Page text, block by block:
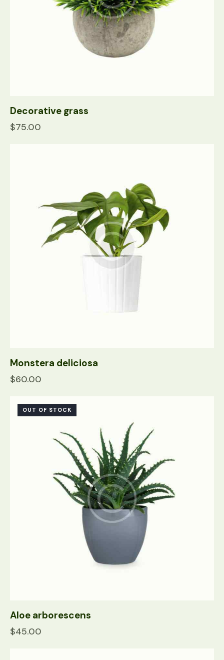
Decorative grass
$75.00
Monstera deliciosa
$60.00
OUT OF STOCK
Aloe arborescens
$45.00